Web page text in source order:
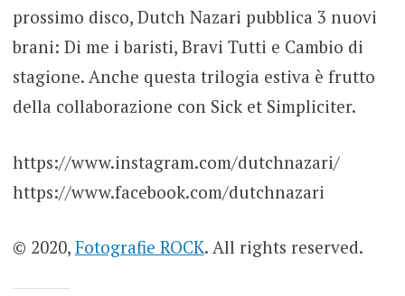
prossimo disco, Dutch Nazari pubblica 3 nuovi
brani: Di me i baristi, Bravi Tutti e Cambio di
stagione. Anche questa trilogia estiva è frutto
della collaborazione con Sick et Simpliciter.
https://www.instagram.com/dutchnazari/
https://www.facebook.com/dutchnazari
© 2020, Fotografie ROCK. All rights reserved.